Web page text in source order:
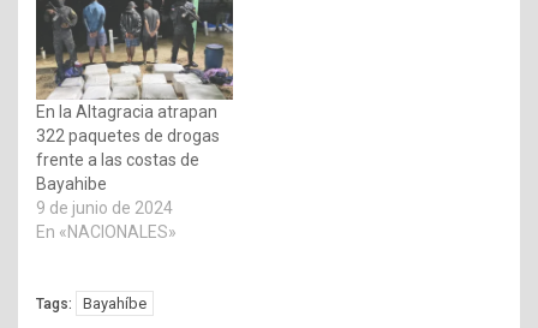
En la Altagracia atrapan
322 paquetes de drogas
frente a las costas de
Bayahibe
9 de junio de 2024
En «NACIONALES»
Tags: Bayahíbe